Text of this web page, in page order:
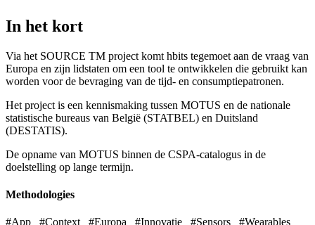
In het kort
Via het SOURCE TM project komt hbits tegemoet aan de vraag van
Europa en zijn lidstaten om een tool te ontwikkelen die gebruikt kan
worden voor de bevraging van de tijd- en consumptiepatronen.
Het project is een kennismaking tussen MOTUS en de nationale
statistische bureaus van België (STATBEL) en Duitsland
(DESTATIS).
De opname van MOTUS binnen de CSPA-catalogus in de
doelstelling op lange termijn.
Methodologies
#App #Context #Europa #Innovatie #Sensors #Wearables